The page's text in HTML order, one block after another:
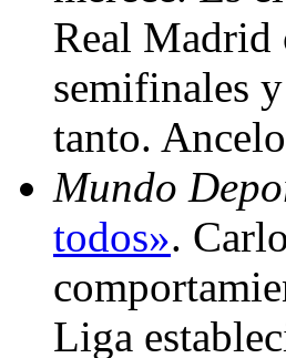
Real Madrid
semifinales
tanto.
Mundo
todos».
Liga